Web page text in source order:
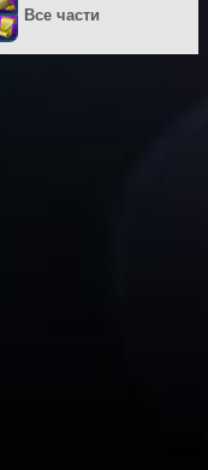
Все части